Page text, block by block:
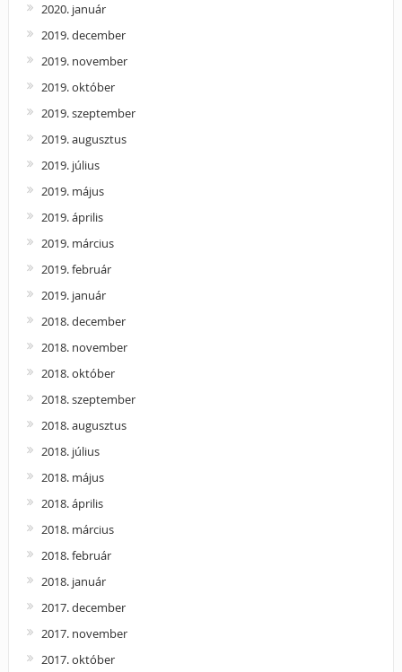
2020. január
2019. december
2019. november
2019. október
2019. szeptember
2019. augusztus
2019. július
2019. május
2019. április
2019. március
2019. február
2019. január
2018. december
2018. november
2018. október
2018. szeptember
2018. augusztus
2018. július
2018. május
2018. április
2018. március
2018. február
2018. január
2017. december
2017. november
2017. október